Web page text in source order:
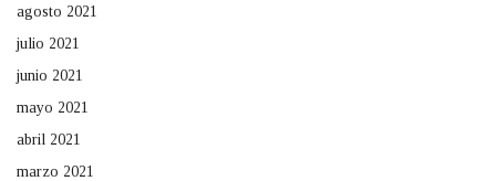
agosto 2021
julio 2021
junio 2021
mayo 2021
abril 2021
marzo 2021